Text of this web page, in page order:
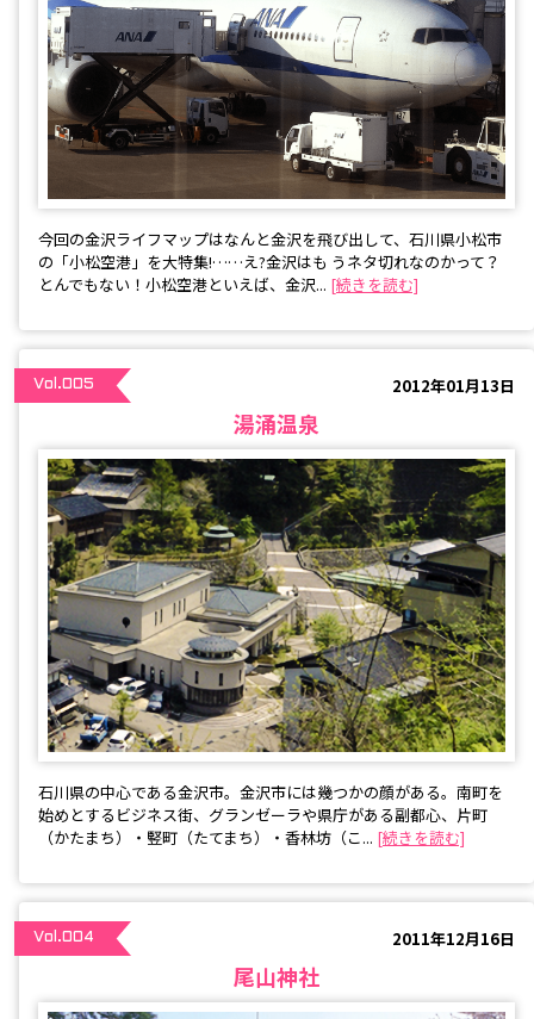
今回の金沢ライフマップはなんと金沢を飛び出して、石川県小松市
の「小松空港」を大特集!……え?金沢はも うネタ切れなのかって？
とんでもない！小松空港といえば、金沢... [続きを読む]
Vol.005 2012年01月13日
湯涌温泉
石川県の中心である金沢市。金沢市には幾つかの顔がある。南町を
始めとするビジネス街、グランゼーラや県庁がある副都心、片町
（かたまち）・竪町（たてまち）・香林坊（こ... [続きを読む]
Vol.004 2011年12月16日
尾山神社